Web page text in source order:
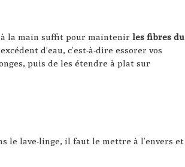
à la main suffit pour maintenir les fibres du
d’eau, c’est-à-dire essorer vos
puis de les étendre à plat sur
le lave-linge, il faut le mettre à l’envers et